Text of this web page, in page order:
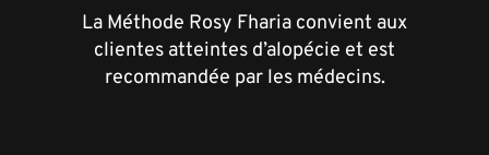
La Méthode Rosy Fharia convient aux
clientes atteintes d’alopécie et est
recommandée par les médecins.